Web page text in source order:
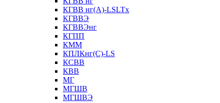
КГВВ нг(А)-LSLTx
КГВВЭ
КГВВЭнг
КГПП
КММ
КПЛКнг(C)-LS
КСВВ
КВВ
МГ
МГШВ
МГШВЭ